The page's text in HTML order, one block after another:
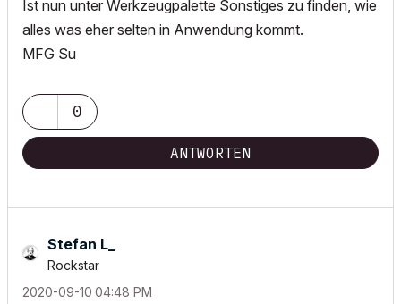
Ist nun unter Werkzeugpalette Sonstiges zu finden, wie
alles was eher selten in Anwendung kommt.
MFG Su
0
ANTWORTEN
Stefan L_
Rockstar
‎2020-09-10 04:48 PM